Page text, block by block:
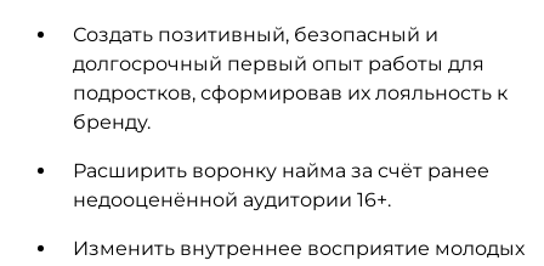
Создать позитивный, безопасный и
долгосрочный первый опыт работы для
подростков, сформировав их лояльность к
бренду.
Расширить воронку найма за счёт ранее
недооценённой аудитории 16+.
Изменить внутреннее восприятие молодых